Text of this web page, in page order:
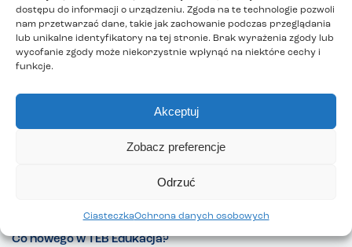
dostępu do informacji o urządzeniu. Zgoda na te technologie pozwoli
nam przetwarzać dane, takie jak zachowanie podczas przeglądania
lub unikalne identyfikatory na tej stronie. Brak wyrażenia zgody lub
wycofanie zgody może niekorzystnie wpłynąć na niektóre cechy i
funkcje.
Akceptuj
Odrzuć
Zobacz preferencje
CiasteczkaOchrona danych osobowych
Nasze promocje
Co nowego w TEB Edukacja?